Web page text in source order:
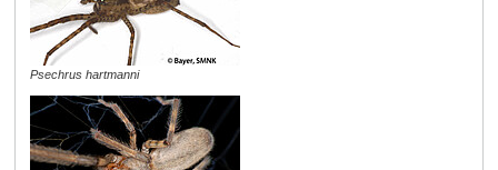
Psechrus hartmanni